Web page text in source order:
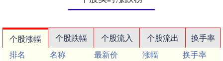
个股涨幅 个股跌幅 个股流入 个股流出
换手率
排名
名称 最新价 涨幅
换手率